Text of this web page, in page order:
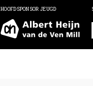
HOOFDSPONSOR JEUGD